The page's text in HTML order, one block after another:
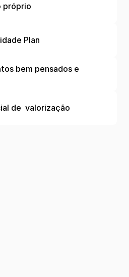
próprio
Plan
bem pensados e
de  valorização